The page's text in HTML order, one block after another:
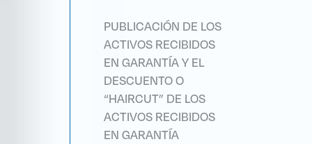
PUBLICACIÓN DE LOS
ACTIVOS RECIBIDOS
EN GARANTÍA Y EL
DESCUENTO O
“HAIRCUT” DE LOS
ACTIVOS RECIBIDOS
EN GARANTÍA